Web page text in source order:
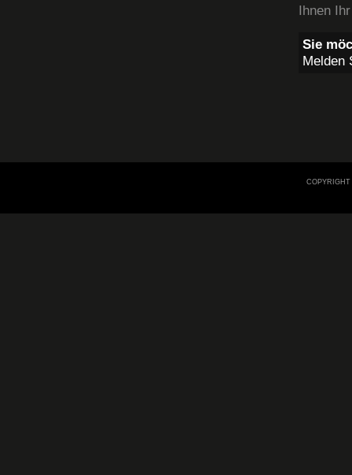
Ihnen
Sie
Melden